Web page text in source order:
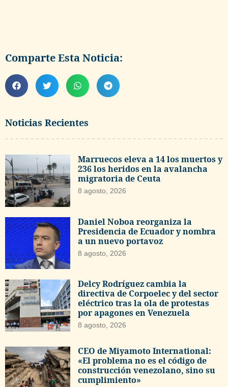
Noticias Recientes
Marruecos eleva a 14 los muertos y
236 los heridos en la avalancha
migratoria de Ceuta
8 agosto, 2026
Daniel Noboa reorganiza la
Presidencia de Ecuador y nombra
a un nuevo portavoz
8 agosto, 2026
Delcy Rodríguez cambia la
directiva de Corpoelec y del sector
eléctrico tras la ola de protestas
por apagones en Venezuela
8 agosto, 2026
CEO de Miyamoto International:
«El problema no es el código de
construcción venezolano, sino su
cumplimiento»
Comparte Esta Noticia: